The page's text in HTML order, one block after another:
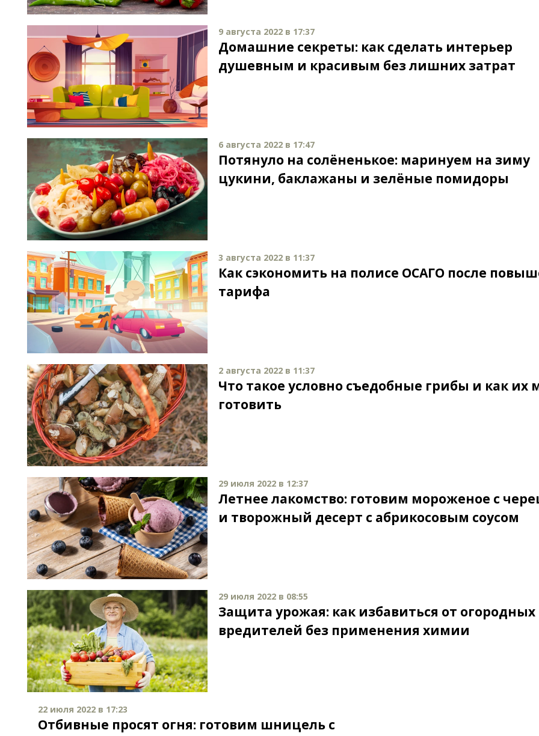
9 августа 2022 в 17:37
Домашние секреты: как сделать интерьер
душевным и красивым без лишних затрат
6 августа 2022 в 17:47
Потянуло на солёненькое: маринуем на зиму
цукини, баклажаны и зелёные помидоры
3 августа 2022 в 11:37
Как сэкономить на полисе ОСАГО после
тарифа
2 августа 2022 в 11:37
Что такое условно съедобные грибы и как их
готовить
29 июля 2022 в 12:37
Летнее лакомство: готовим мороженое с
и творожный десерт с абрикосовым соусом
29 июля 2022 в 08:55
Защита урожая: как избавиться от огородных
вредителей без применения химии
22 июля 2022 в 17:23
Отбивные просят огня: готовим шницель с